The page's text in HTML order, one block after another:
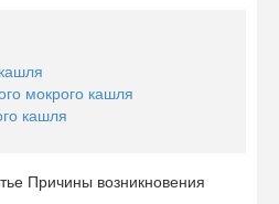
мокрого кашля
кашля